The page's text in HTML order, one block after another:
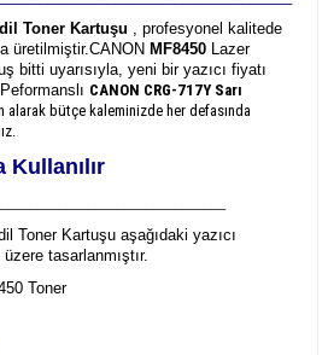
Toner Kartuşu , profesyonel kalitede
üretilmiştir.CANON MF8450 Lazer
bitti uyarısıyla, yeni bir yazıcı fiyatı
CANON CRG-717Y Sarı
alarak bütçe kaleminizde her defasında
Kullanılır
Toner Kartuşu aşağıdaki yazıcı
tasarlanmıştır.
Toner